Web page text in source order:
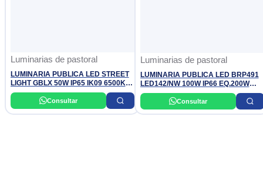
Luminarias de pastoral
LUMINARIA PUBLICA LED STREET
LIGHT GBLX 50W IP65 IK09 6500K
100-240V GEBLER
Consultar
Luminarias de pastoral
LUMINARIA PUBLICA LED BRP491
LED142/NW 100W IP66 EQ.200W
PHILIPS
Consultar